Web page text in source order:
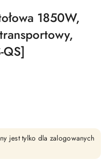
1850W,
QS]
jest tylko dla zalogowanych